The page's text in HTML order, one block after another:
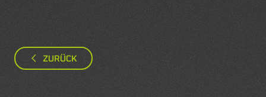
ZURÜCK